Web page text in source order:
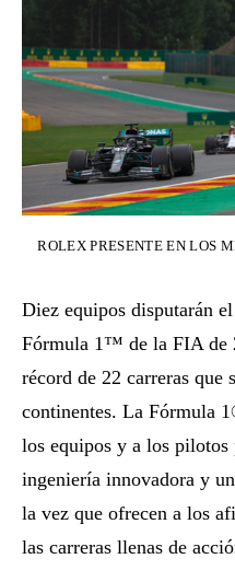
ROLEX PRESENTE EN LOS
Diez equipos disputarán
Fórmula 1™ de la FIA de
récord de 22 carreras que
continentes. La Fórmula
los equipos y a los pilotos
ingeniería innovadora y
la vez que ofrecen a los
las carreras llenas de